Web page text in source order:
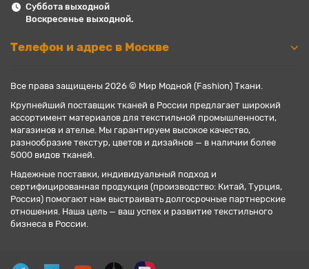
Суббота выходной
Воскресенье выходной.
Телефон и адрес в Москве
Все права защищены 2026 © Мир Модной (Fashion) Ткани.
Крупнейший поставщик тканей в России предлагает широкий
ассортимент материалов для текстильной промышленности,
магазинов и ателье. Мы гарантируем высокое качество,
разнообразие текстур, цветов и дизайнов — в наличии более
5000 видов тканей.
Надежные поставки, индивидуальный подход и
сертифицированная продукция (производство: Китай, Турция,
Россия) помогают нам выстраивать долгосрочные партнерские
отношения. Наша цель — ваш успех и развитие текстильного
бизнеса в России.